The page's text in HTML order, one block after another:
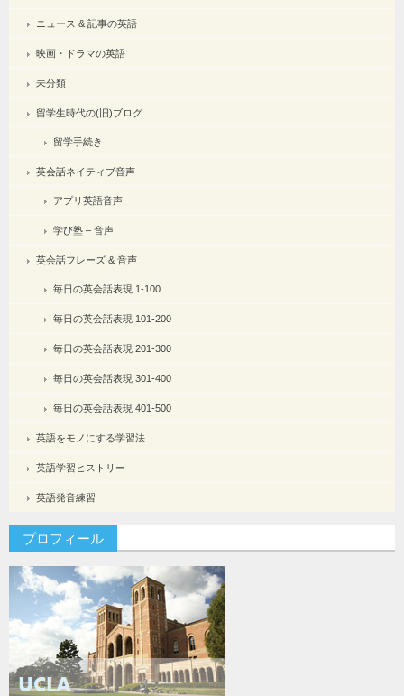
ニュース & 記事の英語
映画・ドラマの英語
未分類
留学生時代の(旧)ブログ
留学手続き
英会話ネイティブ音声
アプリ英語音声
学び塾 – 音声
英会話フレーズ & 音声
毎日の英会話表現 1-100
毎日の英会話表現 101-200
毎日の英会話表現 201-300
毎日の英会話表現 301-400
毎日の英会話表現 401-500
英語をモノにする学習法
英語学習ヒストリー
英語発音練習
プロフィール